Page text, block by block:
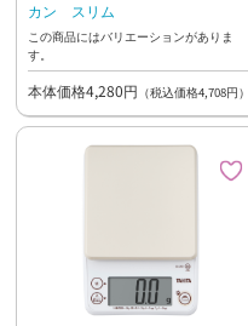
カン スリム
この商品にはバリエーションがありま
す。
本体価格4,280円 （税込価格4,708円）